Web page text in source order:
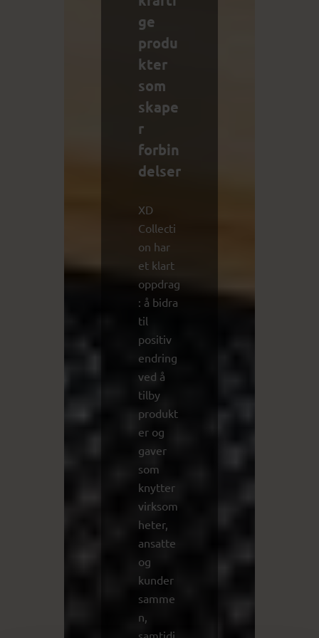
ge
produ
kter
som
skape
r
forbin
delser
XD
Collecti
on har
et klart
oppdrag
: å bidra
til
positiv
endring
ved å
tilby
produkt
er og
gaver
som
knytter
virksom
heter,
ansatte
og
kunder
samme
n,
samtidi